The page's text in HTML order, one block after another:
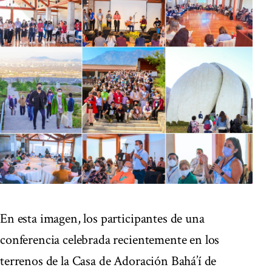
En esta imagen, los participantes de una
conferencia celebrada recientemente en los
terrenos de la Casa de Adoración Bahá’í de